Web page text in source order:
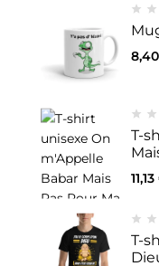
(0)
T-shirt unisexe8,40
T-
11,13
T-